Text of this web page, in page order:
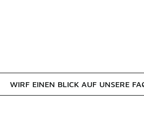
WIRF EINEN BLICK AUF UNSERE